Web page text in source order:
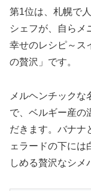
第1位は、札幌で
シェフが、自らメ
幸せのレシピ～ス
の贅沢」です。
メルヘンチックな
で、ベルギー産の
だきます。バナナ
ェラードの下には
しめる贅沢なシメ